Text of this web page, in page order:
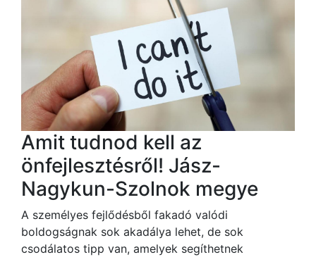
Amit tudnod kell az
önfejlesztésről! Jász-
Nagykun-Szolnok megye
A személyes fejlődésből fakadó valódi
boldogságnak sok akadálya lehet, de sok
csodálatos tipp van, amelyek segíthetnek